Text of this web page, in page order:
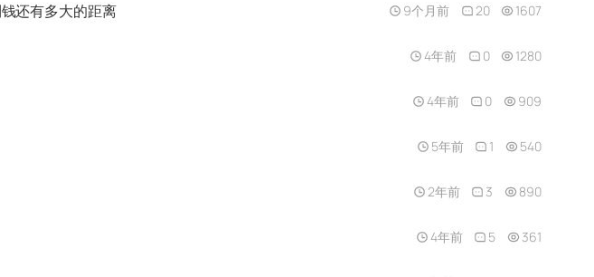
还有多大的距离 9个月前 20 1607
4年前 0 1280
4年前 0 909
5年前 1 540
2年前 3 890
4年前 5 361